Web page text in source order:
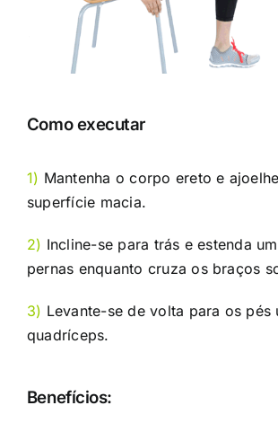
Como executar
1) Mantenha o corpo ereto e
superfície macia.
2) Incline-se para trás e estenda
pernas enquanto cruza os braços
3) Levante-se de volta para os pés
quadríceps.
Benefícios: